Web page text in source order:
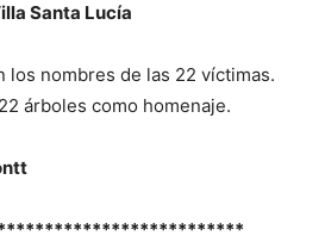
Santa Lucía
los nombres de las 22 víctimas.
árboles como homenaje.